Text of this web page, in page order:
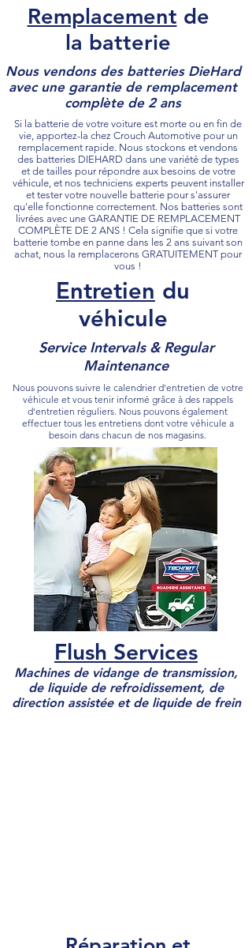
Remplacement de
la batterie
Nous vendons des batteries DieHard
avec une garantie de remplacement
complète de 2 ans
Si la batterie de votre voiture est morte ou en fin de
vie, apportez-la chez Crouch Automotive pour un
remplacement rapide. Nous stockons et vendons
des batteries DIEHARD dans une variété de types
et de tailles pour répondre aux besoins de votre
véhicule, et nos techniciens experts peuvent installer
et tester votre nouvelle batterie pour s'assurer
qu'elle fonctionne correctement. Nos batteries sont
livrées avec une GARANTIE DE REMPLACEMENT
COMPLÈTE DE 2 ANS ! Cela signifie que si votre
batterie tombe en panne dans les 2 ans suivant son
achat, nous la remplacerons GRATUITEMENT pour
vous !
Entretien du
véhicule
Service Intervals & Regular
Maintenance
Nous pouvons suivre le calendrier d'entretien de votre
véhicule et vous tenir informé grâce à des rappels
d'entretien réguliers. Nous pouvons également
effectuer tous les entretiens dont votre véhicule a
besoin dans chacun de nos magasins.
Flush Services
Machines de vidange de transmission,
de liquide de refroidissement, de
direction assistée et de liquide de frein